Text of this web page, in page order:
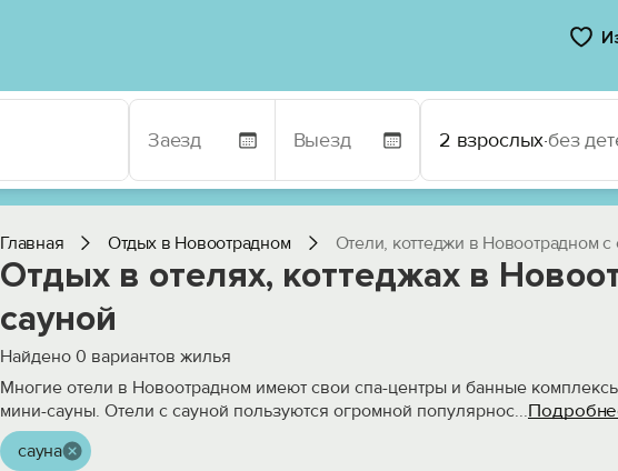
2 взрослых·без
Главная Отдых в Новоотрадном Отели, коттеджи в Новоотрадном с
Отдых в отелях, коттеджах в
сауной
Найдено 0 вариантов жилья
Многие отели в Новоотрадном имеют свои спа-центры и банные
мини-сауны. Отели с сауной пользуются огромной популярнос...
сауна